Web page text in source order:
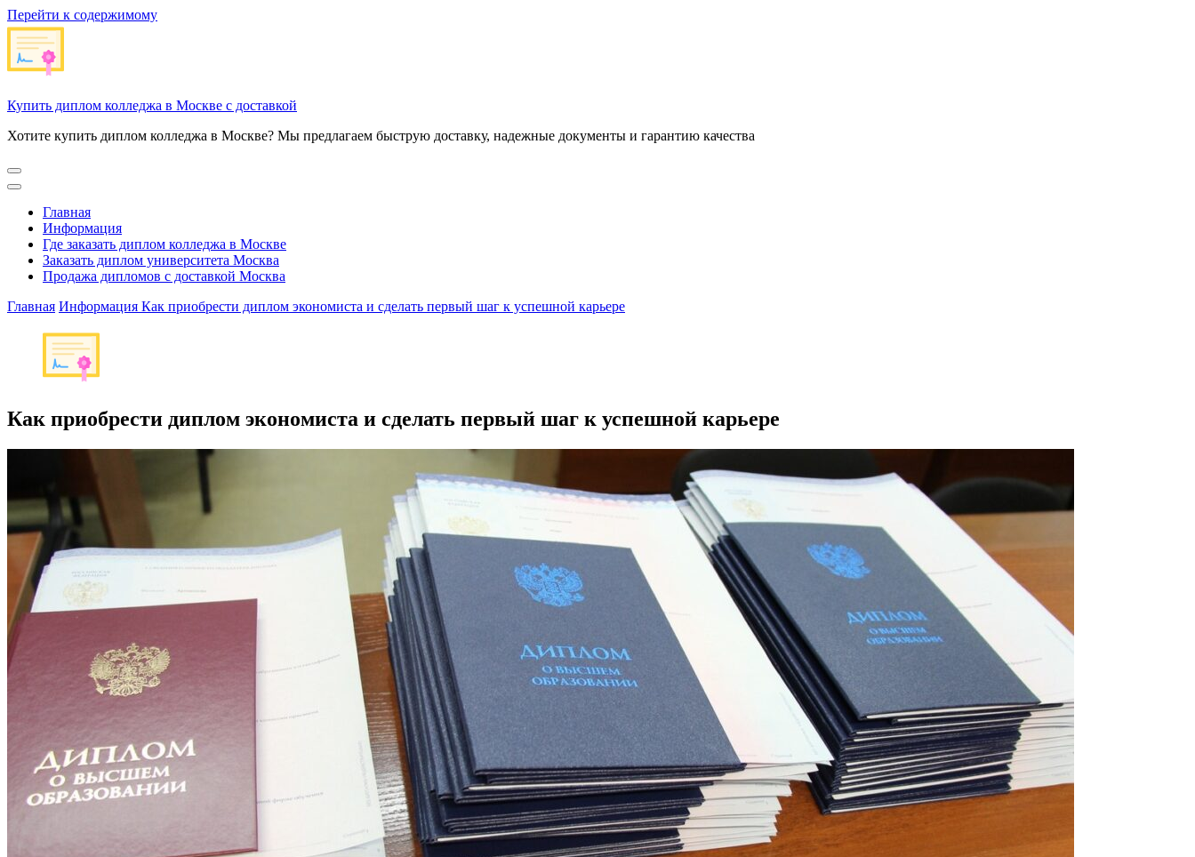
Перейти к содержимому
Купить диплом колледжа в Москве с доставкой
Хотите купить диплом колледжа в Москве? Мы предлагаем быструю доставку, надежные документы и гарантию качества
Главная
Информация
Где заказать диплом колледжа в Москве
Заказать диплом университета Москва
Продажа дипломов с доставкой Москва
Главная Информация Как приобрести диплом экономиста и сделать первый шаг к успешной карьере
Как приобрести диплом экономиста и сделать первый шаг к успешной карьере